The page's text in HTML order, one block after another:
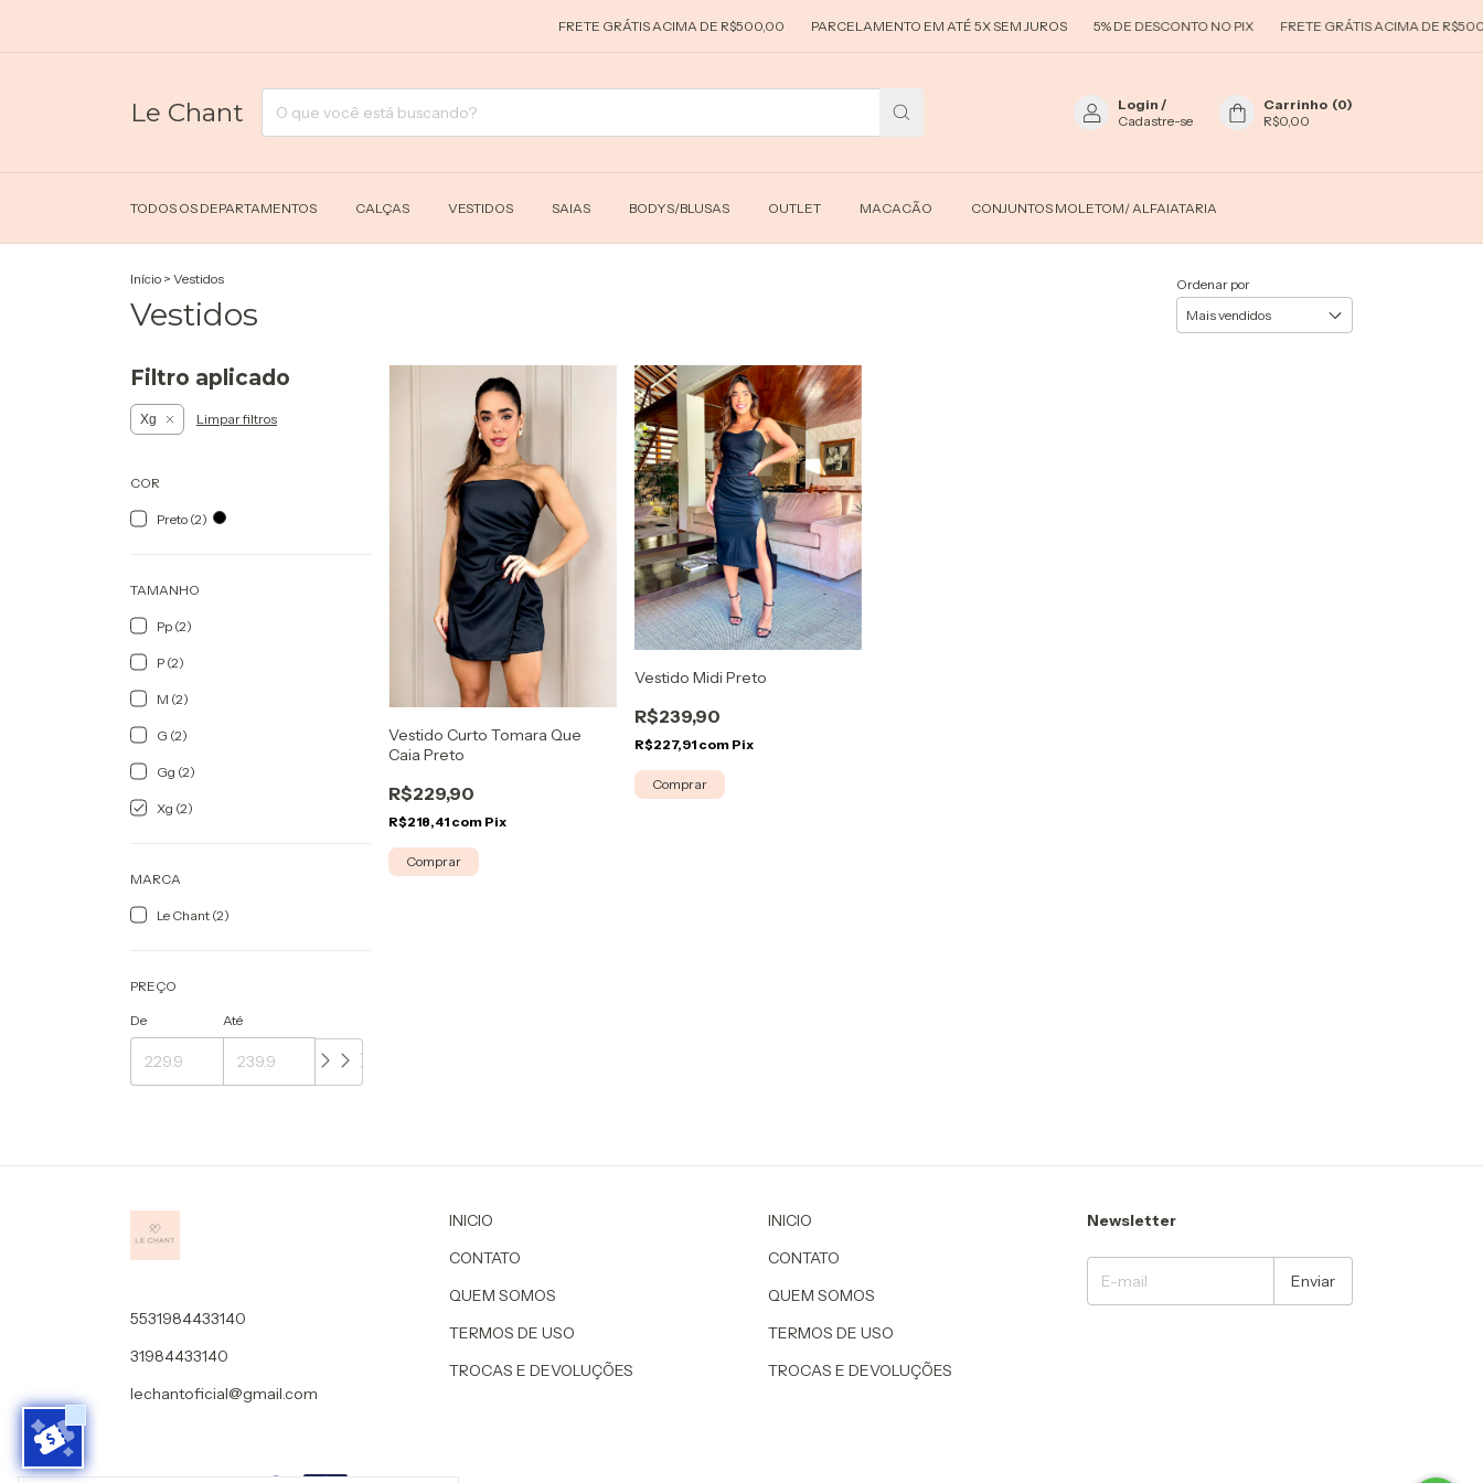
FRETE GRÁTIS ACIMA DE R$500,00 PARCELAMENTO EM ATÉ 5X SEM JUROS 5% DE DESCONTO NO PIX FRETE GRÁTIS ACIMA DE
Le Chant Login /
Cadastre-se
Carrinho (0)
R$0,00
TODOS OS DEPARTAMENTOS CALÇAS VESTIDOS SAIAS BODYS/BLUSAS OUTLET MACACÃO CONJUNTOS MOLETOM/ ALFAIATARIA
Início > Vestidos
Vestidos
Ordenar por
Filtro aplicado
Xg Limpar filtros
COR
Preto (2)
TAMANHO
Pp (2)
P (2)
M (2)
G (2)
Gg (2)
Xg (2)
MARCA
Le Chant (2)
PREÇO
De Até
Vestido Curto Tomara Que
Caia Preto
R$229,90
R$218,41 com Pix
Comprar
Vestido Midi Preto
R$239,90
R$227,91 com Pix
Comprar
5531984433140
31984433140
lechantoficial@gmail.com
INICIO
CONTATO
QUEM SOMOS
TERMOS DE USO
TROCAS E DEVOLUÇÕES
INICIO
CONTATO
QUEM SOMOS
TERMOS DE USO
TROCAS E DEVOLUÇÕES
Newsletter